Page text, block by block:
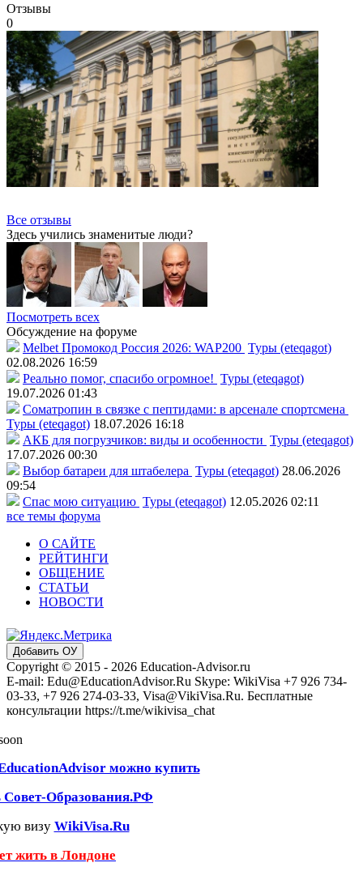
Отзывы
0
Все отзывы
Здесь учились знаменитые люди?
Посмотреть всех
Обсуждение на форуме
Melbet Промокод Россия 2026: WAP200 Туры (eteqagot)
02.08.2026 16:59
Реально помог, спасибо огромное! Туры (eteqagot)
19.07.2026 01:43
Соматропин в связке с пептидами: в арсенале спортсмена
Туры (eteqagot) 18.07.2026 16:18
АКБ для погрузчиков: виды и особенности Туры (eteqagot)
17.07.2026 00:30
Выбор батареи для штабелера Туры (eteqagot) 28.06.2026
09:54
Спас мою ситуацию Туры (eteqagot) 12.05.2026 02:11
все темы форума
О САЙТЕ
РЕЙТИНГИ
ОБЩЕНИЕ
СТАТЬИ
НОВОСТИ
Добавить ОУ
Copyright © 2015 - 2026 Education-Advisor.ru
E-mail: Edu@EducationAdvisor.Ru Skype: WikiVisa +7 926 734-
03-33, +7 926 274-03-33, Visa@VikiVisa.Ru. Бесплатные
консультации https://t.me/wikivisa_chat
можно купить
Совет-Образования.РФ
визу WikiVisa.Ru
жить в Лондоне